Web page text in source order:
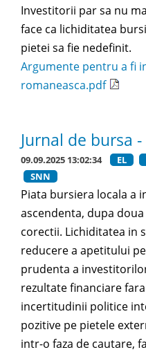
Investitorii par sa nu
face ca lichiditatea
pietei sa fie nedefinit.
Argumente pentru a fi
romaneasca.pdf
Jurnal de bursa
09.09.2025 13:02:34 EL
SNN
Piata bursiera locala a
ascendenta, dupa
corectii. Lichiditatea in
reducere a apetitului
prudenta a
rezultate financiare
incertitudinii politice
pozitive pe pietele
intr-o faza de cautare,